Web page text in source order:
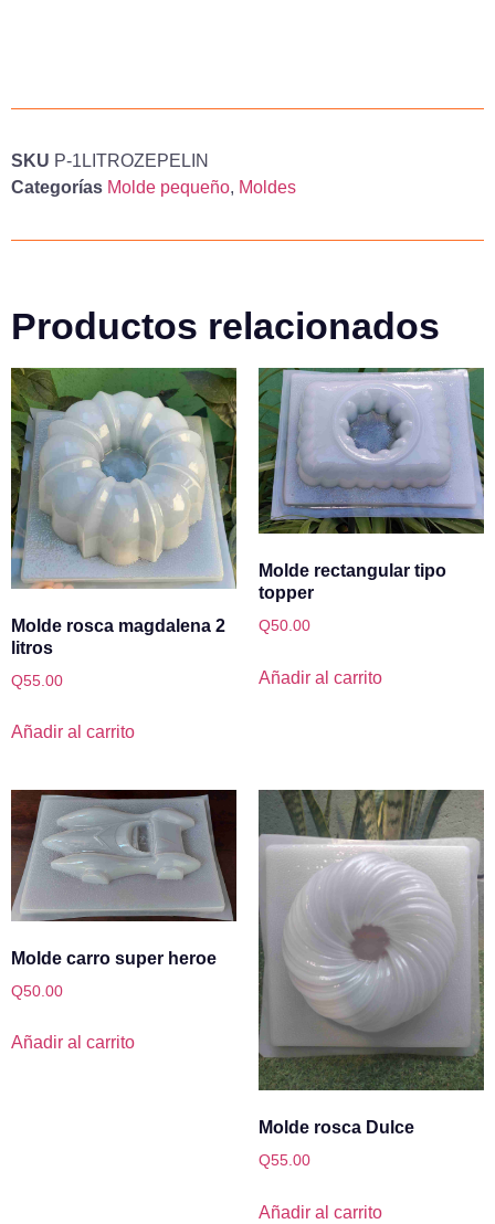
SKU P-1LITROZEPELIN
Categorías Molde pequeño, Moldes
Productos relacionados
Molde rosca magdalena 2
litros
Q55.00
Añadir al carrito
Molde rectangular tipo
topper
Q50.00
Añadir al carrito
Molde carro super heroe
Q50.00
Añadir al carrito
Molde rosca Dulce
Q55.00
Añadir al carrito